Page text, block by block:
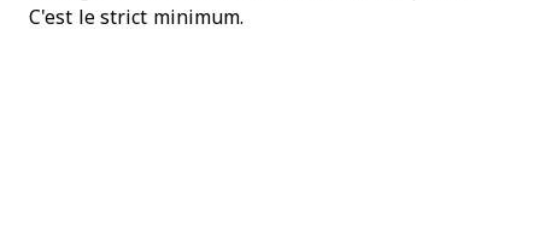
C'est le strict minimum.